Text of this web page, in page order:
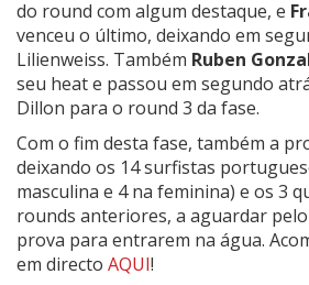
do round com algum destaque, e
venceu o último, deixando em
Lilienweiss. Também Ruben
seu heat e passou em segundo
Dillon para o round 3 da fase.
Com o fim desta fase, também a
deixando os 14 surfistas
masculina e 4 na feminina) e os 3
rounds anteriores, a aguardar
prova para entrarem na água.
em directo AQUI!